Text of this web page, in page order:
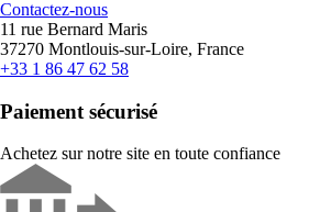
Contactez-nous
11 rue Bernard Maris
37270 Montlouis-sur-Loire, France
+33 1 86 47 62 58
Paiement sécurisé
Achetez sur notre site en toute confiance